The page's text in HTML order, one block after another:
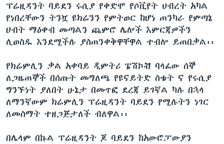
ፕሬዚዳንት ባይደን ሩሲያ የቀድሞ የሶቪየት ህብረት አካል
የነበረቸውን ትንሿ ዩክሬንን የምትወር ከሆነ ጠንካራ የምጣኔ
ሀብት ማዕቀብ መጣልን ጨምሮ ሌሎች እምርጃዎችን
ሊወስዱ እንደሚችሉ ያስጠንቀቅዋቸዋል ተብሎ ይጠበቃል፡፡
የክሬምሊን ቃል አቀባይ ዲምትሪ ፔሽኮቭ ባላፈው ሰኞ
ለጋዜጠኞች በሰጡት መግለጫ የዩናይትድ ስቴት ና የሩሲያ
ግንኙነት ያለበት ሁኔታ በመጥፎ ደረጃ ይገኛል ካሉ በኋላ
ለማንኛውም ክሬምሊን ፕሬዚዳንት ባይደን የሚሉትን ነገር
ለመስማት ተዘጋጅታለች ብለዋል፡፡
በሌላም በኩል ፕሬዚዳንት ጆ ባይደን ከአውሮፓውያን